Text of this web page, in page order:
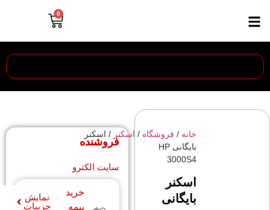
0
فروشنده
سایت الکترو
خرید
بیمه
نمایش
جزییات
خانه / فروشگاه / اسکنر / اسکنر
بایگانی HP
3000S4
اسکنر
بایگانی